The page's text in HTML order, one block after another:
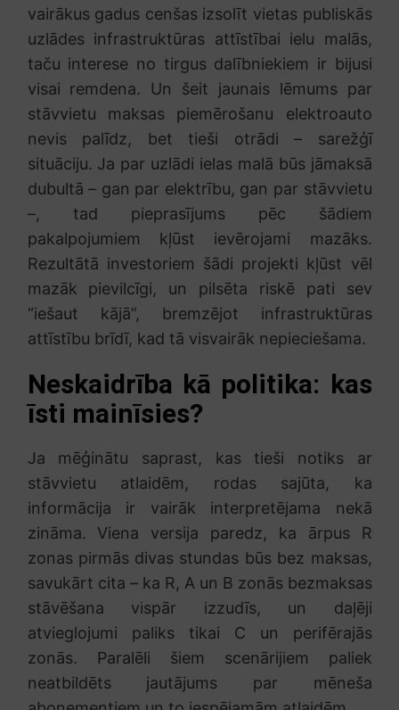
vairākus gadus cenšas izsolīt vietas publiskās
uzlādes infrastruktūras attīstībai ielu malās,
taču interese no tirgus dalībniekiem ir bijusi
visai remdena. Un šeit jaunais lēmums par
stāvvietu maksas piemērošanu elektroauto
nevis palīdz, bet tieši otrādi – sarežģī
situāciju. Ja par uzlādi ielas malā būs jāmaksā
dubultā – gan par elektrību, gan par stāvvietu
–, tad pieprasījums pēc šādiem
pakalpojumiem kļūst ievērojami mazāks.
Rezultātā investoriem šādi projekti kļūst vēl
mazāk pievilcīgi, un pilsēta riskē pati sev
“iešaut kājā”, bremzējot infrastruktūras
attīstību brīdī, kad tā visvairāk nepieciešama.
Neskaidrība kā politika: kas
īsti mainīsies?
Ja mēģinātu saprast, kas tieši notiks ar
stāvvietu atlaidēm, rodas sajūta, ka
informācija ir vairāk interpretējama nekā
zināma. Viena versija paredz, ka ārpus R
zonas pirmās divas stundas būs bez maksas,
savukārt cita – ka R, A un B zonās bezmaksas
stāvēšana vispār izzudīs, un daļēji
atvieglojumi paliks tikai C un perifērajās
zonās. Paralēli šiem scenārijiem paliek
neatbildēts jautājums par mēneša